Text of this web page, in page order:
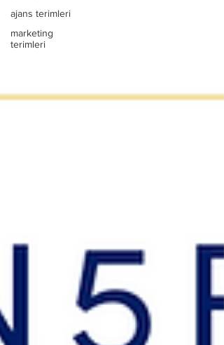
ajans terimleri
marketing
terimleri